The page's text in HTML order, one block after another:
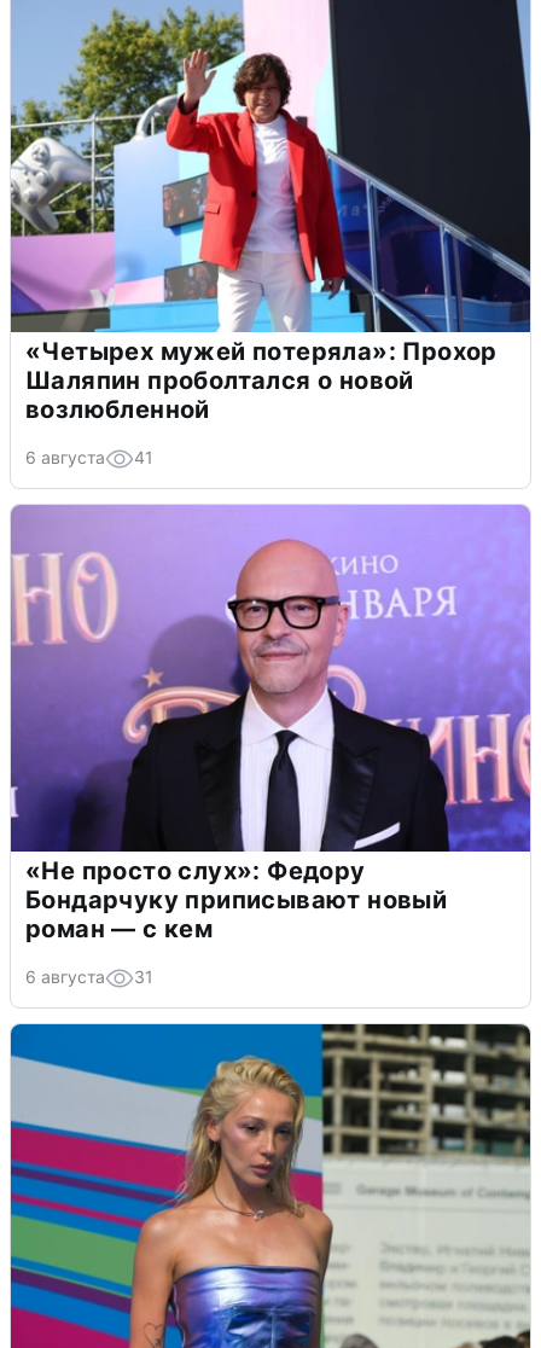
«Четырех мужей потеряла»: Прохор
Шаляпин проболтался о новой
возлюбленной
6 августа 41
«Не просто слух»: Федору
Бондарчуку приписывают новый
роман — с кем
6 августа 31